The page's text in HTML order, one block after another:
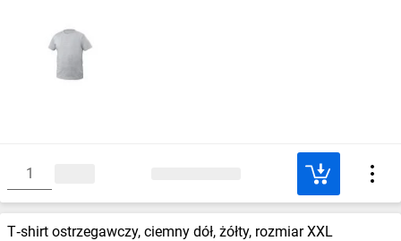
T‑shirt ostrzegawczy, ciemny dół, żółty, rozmiar XXL